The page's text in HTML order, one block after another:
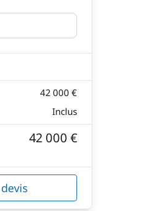
42 000 €
Inclus
42 000 €